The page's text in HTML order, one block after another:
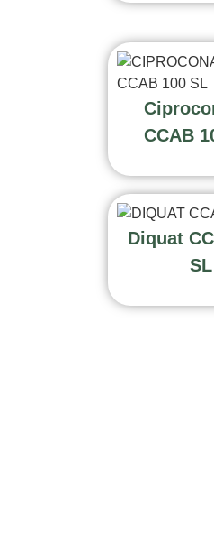
CCAB
Diquat
SL